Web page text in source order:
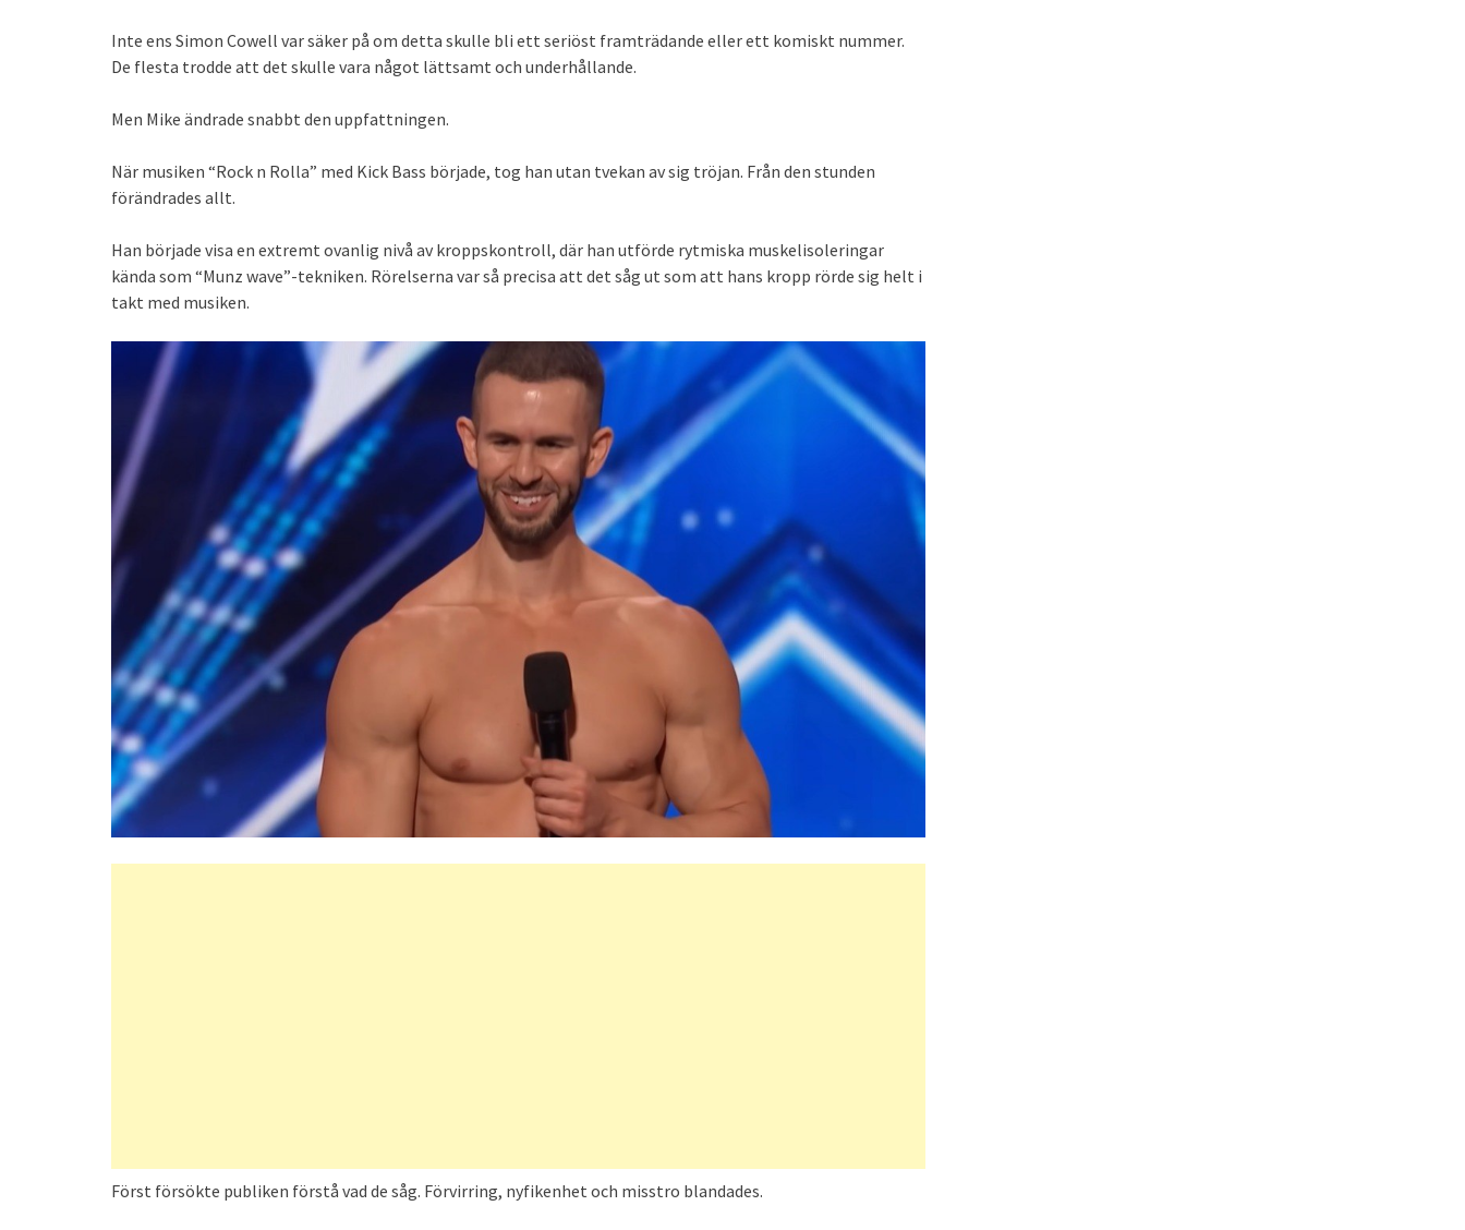
Inte ens Simon Cowell var säker på om detta skulle bli ett seriöst framträdande eller ett komiskt nummer.
De flesta trodde att det skulle vara något lättsamt och underhållande.
Men Mike ändrade snabbt den uppfattningen.
När musiken “Rock n Rolla” med Kick Bass började, tog han utan tvekan av sig tröjan. Från den stunden
förändrades allt.
Han började visa en extremt ovanlig nivå av kroppskontroll, där han utförde rytmiska muskelisoleringar
kända som “Munz wave”-tekniken. Rörelserna var så precisa att det såg ut som att hans kropp rörde sig helt i
takt med musiken.
Först försökte publiken förstå vad de såg. Förvirring, nyfikenhet och misstro blandades.